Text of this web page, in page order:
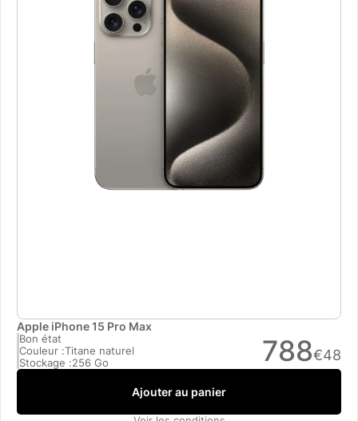
Apple iPhone 15 Pro Max
Bon état
Couleur :Titane naturel
Stockage :256 Go 788€48
Ajouter au panier